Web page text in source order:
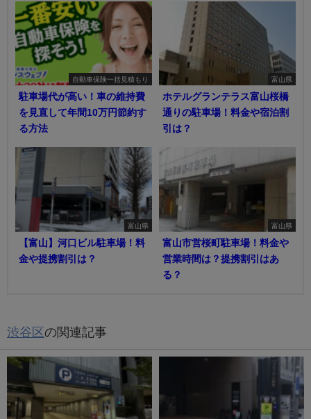
自動車保険一括見積もり
駐車場代が高い！車の維持費
を見直して年間10万円節約す
る方法
富山県
ホテルグランテラス富山桜橋
通りの駐車場！料金や宿泊割
引は？
富山県
【富山】河口ビル駐車場！料
金や提携割引は？
富山県
富山市営桜町駐車場！料金や
営業時間は？提携割引はあ
る？
渋谷区の関連記事